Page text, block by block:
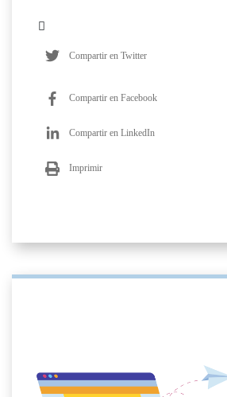
Compartir en Twitter
Compartir en Facebook
Compartir en LinkedIn
Imprimir